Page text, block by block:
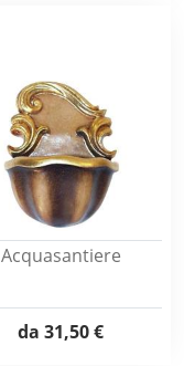
Acquasantiere
da 31,50 €